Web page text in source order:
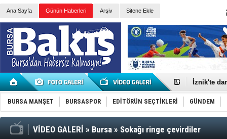
Ana Sayfa Günün Haberleri Arşiv Sitene Ekle
İznik'te
ABD'li
Gürlek:
Alkollü
Bursa’da
700 yıllık
BURSA MANŞET BURSASPOR EDİTÖRÜN SEÇTİKLERİ GÜNDEM
VİDEO GALERİ » Bursa » Sokağı ringe çevirdiler